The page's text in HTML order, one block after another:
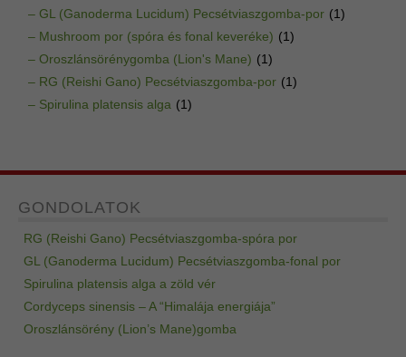
– GL (Ganoderma Lucidum) Pecsétviaszgomba-por (1)
– Mushroom por (spóra és fonal keveréke) (1)
– Oroszlánsörénygomba (Lion's Mane) (1)
– RG (Reishi Gano) Pecsétviaszgomba-por (1)
– Spirulina platensis alga (1)
GONDOLATOK
RG (Reishi Gano) Pecsétviaszgomba-spóra por
GL (Ganoderma Lucidum) Pecsétviaszgomba-fonal por
Spirulina platensis alga a zöld vér
Cordyceps sinensis – A “Himalája energiája”
Oroszlánsörény (Lion’s Mane)gomba